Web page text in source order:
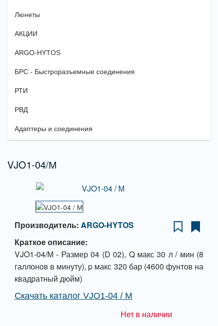
Люнеты
АКЦИИ
ARGO-HYTOS
БРС - Быстроразъемные соединения
РТИ
РВД
Адаптеры и соединения
VJO1-04/М
Производитель: ARGO-HYTOS
Краткое описание:
VJO1-04/М - Размер 04 (D 02), Q макс 30 л / мин (8
галлонов в минуту), p макс 320 бар (4600 фунтов на
квадратный дюйм)
Скачать каталог VJO1-04 / М
Нет в наличии